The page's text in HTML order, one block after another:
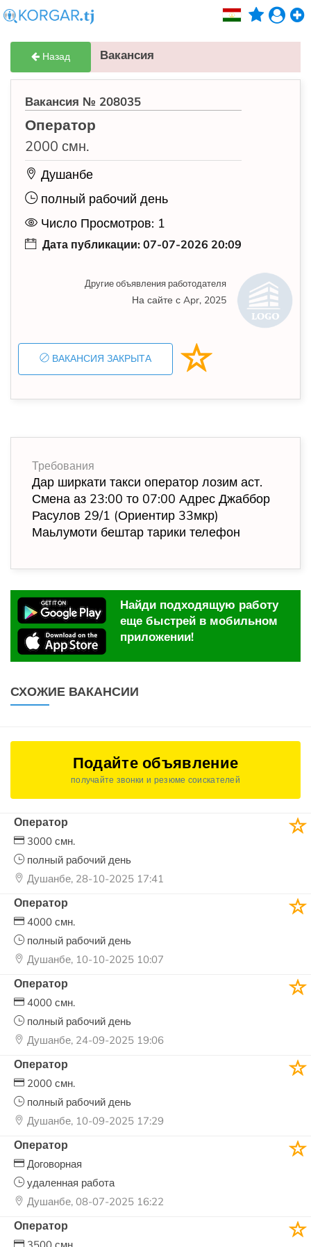
Назад Вакансия
Вакансия № 208035
Оператор
2000 смн.
Душанбе
полный рабочий день
Число Просмотров: 1
Дата публикации: 07-07-2026 20:09
Другие объявления работодателя
На сайте с Apr, 2025
ВАКАНСИЯ ЗАКРЫТА
Требования
Дар ширкати такси оператор лозим аст.
Смена аз 23:00 то 07:00 Адрес Джаббор
Расулов 29/1 (Ориентир 33мкр)
Маьлумоти бештар тарики телефон
Найди подходящую работу
еще быстрей в мобильном
приложении!
СХОЖИЕ ВАКАНСИИ
Подайте объявление
получайте звонки и резюме соискателей
Оператор
3000 смн.
полный рабочий день
Душанбе, 28-10-2025 17:41
Оператор
4000 смн.
полный рабочий день
Душанбе, 10-10-2025 10:07
Оператор
4000 смн.
полный рабочий день
Душанбе, 24-09-2025 19:06
Оператор
2000 смн.
полный рабочий день
Душанбе, 10-09-2025 17:29
Оператор
Договорная
удаленная работа
Душанбе, 08-07-2025 16:22
Оператор